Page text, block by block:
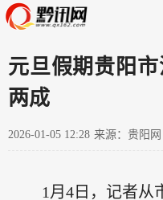
元旦假期贵阳
两成
2026-01-05 12:28 来源：贵阳网
1月4日，记者从